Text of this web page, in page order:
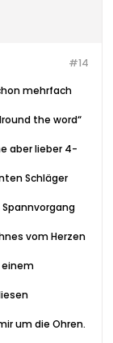
#14
mehrfach
the word“
aber lieber 4-
Schläger
vom Herzen
einem
um die Ohren.